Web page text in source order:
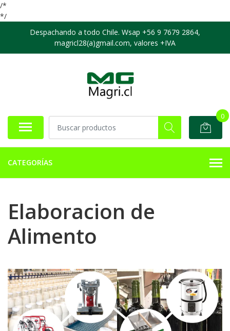
/*
*/
Despachando a todo Chile. Wsap +56 9 7679 2864,
magricl28(a)gmail.com, valores +IVA
0
CATEGORÍAS
Elaboracion de
Alimento